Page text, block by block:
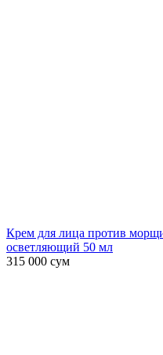
Крем для лица против
осветляющий 50 мл
315 000 сум